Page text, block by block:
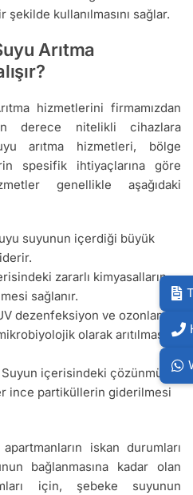
kullanılmasını sağlar.
Arıtma
hizmetlerini firmamızdan
derece nitelikli cihazlara
arıtma hizmetleri, bölge
spesifik ihtiyaçlarına göre
genellikle aşağıdaki
suyunun içerdiği büyük
zararlı kimyasalların
sağlanır.
dezenfeksiyon ve ozonlama
olarak arıtılması
Suyun içerisindeki çözünmüş
ince partiküllerin giderilmesi
iskan durumları
bağlanmasına kadar olan
için, şebeke suyunun